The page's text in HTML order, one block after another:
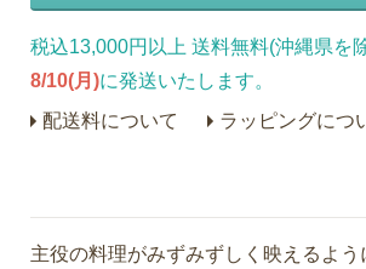
税込13,000円以上 送料無料(沖縄県を
8/10(月)に発送いたします。
配送料について
ラッピングにつ
主役の料理がみずみずしく映えるよう